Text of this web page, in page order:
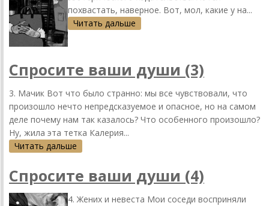
похвастать, наверное. Вот, мол, какие у на...
Читать дальше
Спросите ваши души (3)
3. Мачик Вот что было странно: мы все чувствовали, что
произошло нечто непредсказуемое и опасное, но на самом
деле почему нам так казалось? Что особенного произошло?
Ну, жила эта тетка Калерия...
Читать дальше
Спросите ваши души (4)
4. Жених и невеста Мои соседи восприняли